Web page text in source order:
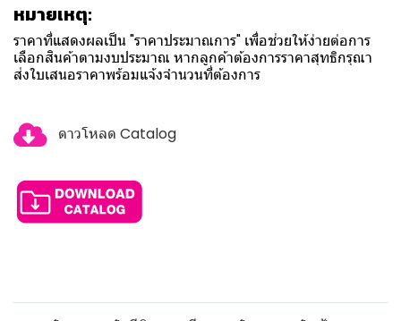
หมายเหตุ:
ราคาที่แสดงผลเป็น "ราคาประมาณการ" เพื่อช่วยให้ง่ายต่อการ
เลือกสินค้าตามงบประมาณ หากลูกค้าต้องการราคาสุทธิกรุณา
ส่งใบเสนอราคาพร้อมแจ้งจำนวนที่ต้องการ
ดาวโหลด Catalog